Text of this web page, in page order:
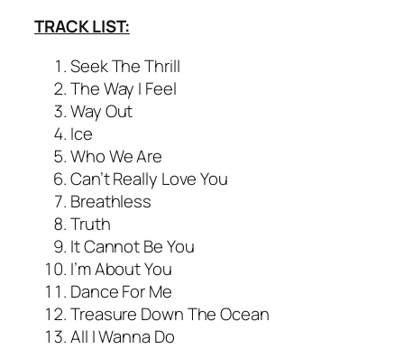
TRACK LIST:
Seek The Thrill
The Way I Feel
Way Out
Ice
Who We Are
Can’t Really Love You
Breathless
Truth
It Cannot Be You
I’m About You
Dance For Me
Treasure Down The Ocean
All I Wanna Do